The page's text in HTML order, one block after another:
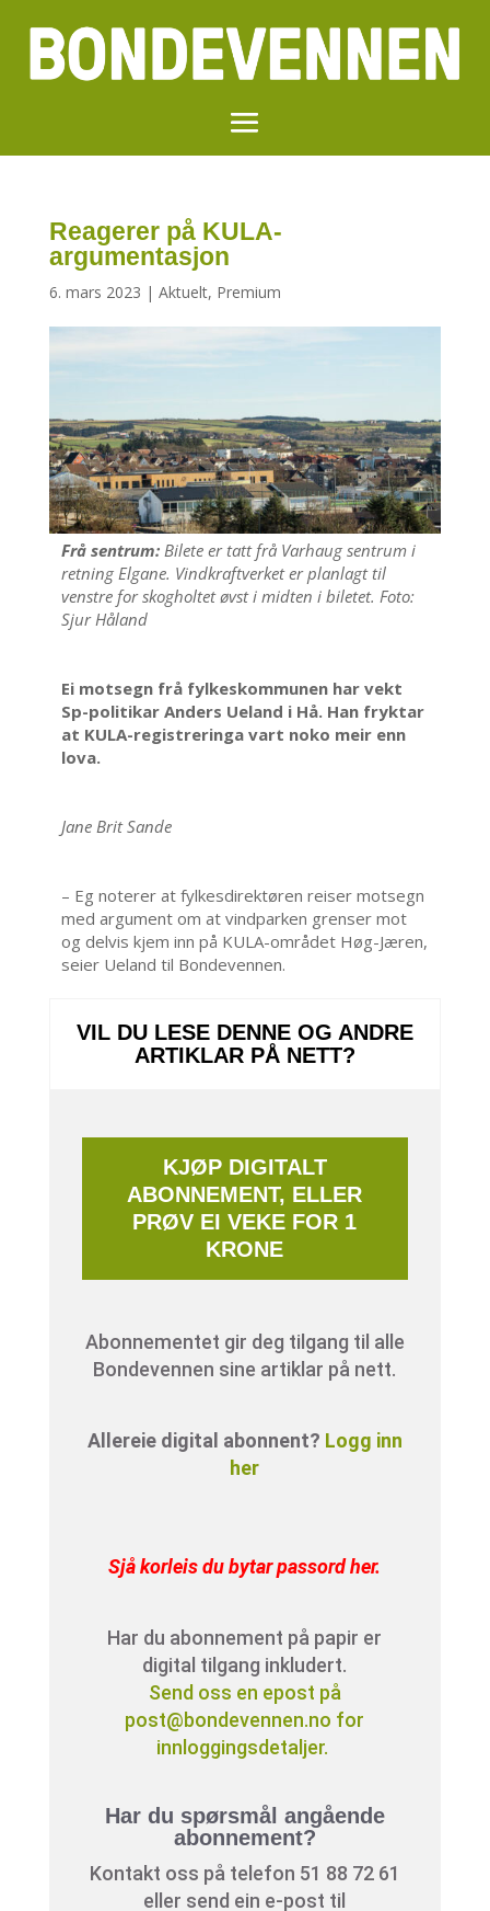
Reagerer på KULA-
argumentasjon
6. mars 2023 | Aktuelt, Premium
Frå sentrum:Bilete er tatt frå Varhaug sentrum i
retning Elgane. Vindkraftverket er planlagt til
venstre for skogholtet øvst i midten i biletet. Foto:
Sjur Håland
Ei motsegn frå fylkeskommunen har vekt
Sp-politikar Anders Ueland i Hå. Han fryktar
at KULA-registreringa vart noko meir enn
lova.
Jane Brit Sande
– Eg noterer at fylkesdirektøren reiser motsegn
med argument om at vindparken grenser mot
og delvis kjem inn på KULA-området Høg-Jæren,
seier Ueland til Bondevennen.
VIL DU LESE DENNE OG ANDRE
ARTIKLAR PÅ NETT?
KJØP DIGITALT
ABONNEMENT, ELLER
PRØV EI VEKE FOR 1
KRONE
Abonnementet gir deg tilgang til alle
Bondevennen sine artiklar på nett.
Allereie digital abonnent? Logg inn
her
Sjå korleis du bytar passord her.
Har du abonnement på papir er
digital tilgang inkludert.
Send oss en epost på
post@bondevennen.no for
innloggingsdetaljer.
Har du spørsmål angående
abonnement?
Kontakt oss på telefon 51 88 72 61
eller send ein e-post til